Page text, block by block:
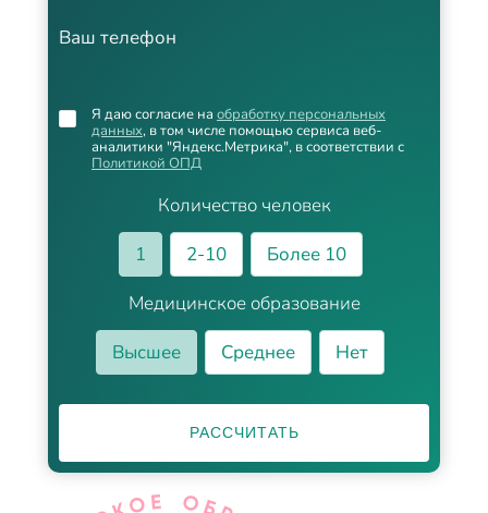
Ваш телефон
Количество человек
1
2-10
Более 10
Медицинское образование
Высшее
Среднее Нет
Я даю согласие на обработку персональных
данных, в том числе помощью сервиса веб-
аналитики "Яндекс.Метрика", в соответствии с
Политикой ОПД
РАССЧИТАТЬ